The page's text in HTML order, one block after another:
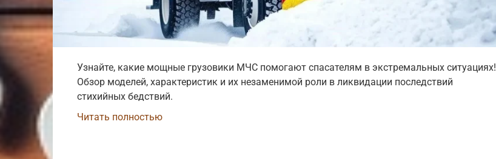
Узнайте, какие мощные грузовики МЧС помогают спасателям в экстремальных ситуациях!
Обзор моделей, характеристик и их незаменимой роли в ликвидации последствий
стихийных бедствий.
Читать полностью